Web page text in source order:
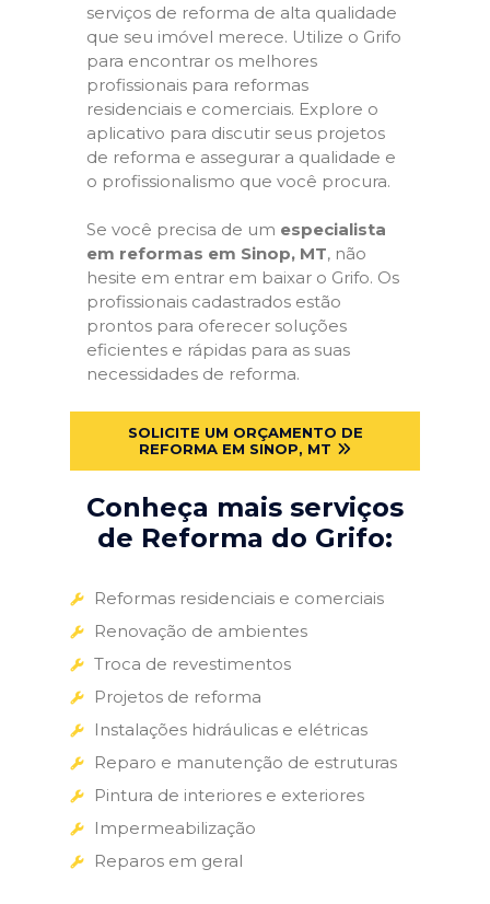
serviços de reforma de alta qualidade
que seu imóvel merece. Utilize o Grifo
para encontrar os melhores
profissionais para reformas
residenciais e comerciais. Explore o
aplicativo para discutir seus projetos
de reforma e assegurar a qualidade e
o profissionalismo que você procura.
Se você precisa de um especialista
em reformas em Sinop, MT, não
hesite em entrar em baixar o Grifo. Os
profissionais cadastrados estão
prontos para oferecer soluções
eficientes e rápidas para as suas
necessidades de reforma.
SOLICITE UM ORÇAMENTO DE
REFORMA EM SINOP, MT
Conheça mais serviços
de Reforma do Grifo:
Reformas residenciais e comerciais
Renovação de ambientes
Troca de revestimentos
Projetos de reforma
Instalações hidráulicas e elétricas
Reparo e manutenção de estruturas
Pintura de interiores e exteriores
Impermeabilização
Reparos em geral